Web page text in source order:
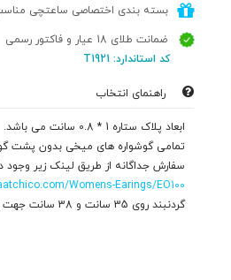
بسته بندی اختصاصی ساعتچی
ضمانت طلای 18 عیار و فاکتور رسمی
کد استاندارد: T1921
راهنمای انتخاب
ابعاد پلاک ستاره 1 * 0.8 سانت می باشد.
تمامی گوشواره های میخی بدون پشت
سفارش جداگانه از طریق لینک زیر وجود
Womens-Earings/EO100
گردنبند روی 35 سانت و 38 سانت جهت سایز کردن حلقچه دارد.